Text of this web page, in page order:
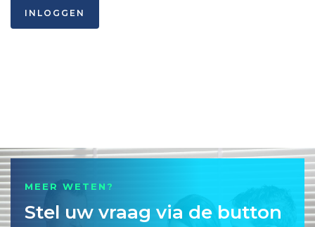
INLOGGEN
MEER WETEN?
Stel uw vraag via de button